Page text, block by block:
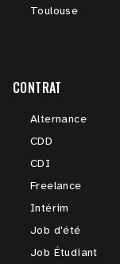
Toulouse
CONTRAT
Alternance
CDD
CDI
Freelance
Intérim
Job d'été
Job Étudiant